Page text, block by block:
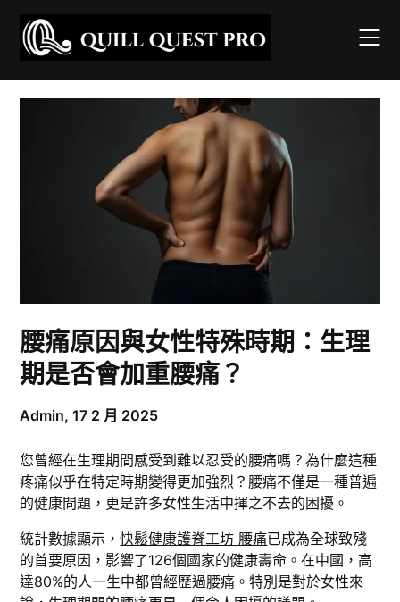
content
腰痛原因與女性特殊時期：生理
期是否會加重腰痛？
Admin,17 2 月 2025
您曾經在生理期間感受到難以忍受的腰痛嗎？為什麼這種
疼痛似乎在特定時期變得更加強烈？腰痛不僅是一種普遍
的健康問題，更是許多女性生活中揮之不去的困擾。
統計數據顯示，快鬆健康護脊工坊 腰痛已成為全球致殘
的首要原因，影響了126個國家的健康壽命。在中國，高
達80%的人一生中都曾經歷過腰痛。特別是對於女性來